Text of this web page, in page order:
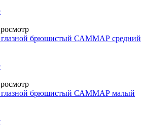
глазной брюшистый САММАР средний
глазной брюшистый САММАР малый